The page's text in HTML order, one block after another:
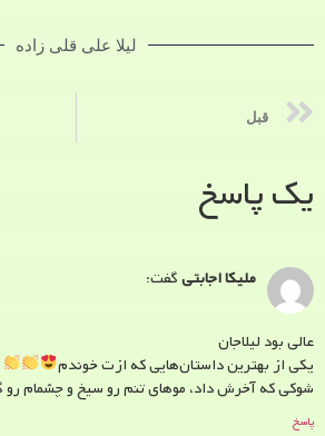
لیلا علی قلی زاده
قبل
یک پاسخ
ملیکا اجابتیگفت:
عالی بود لیلاجان
یکی از بهترین داستان‌هایی که ازت خوندم
شوکی که آخرش داد، موهای تنم رو سیخ و چشمام رو
پاسخ